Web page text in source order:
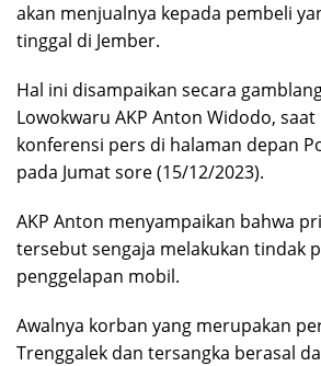
akan menjualnya kepada pembeli
tinggal di Jember.
Hal ini disampaikan secara
Lowokwaru AKP Anton Widodo,
konferensi pers di halaman depan
pada Jumat sore (15/12/2023).
AKP Anton menyampaikan bahwa
tersebut sengaja melakukan tindak
penggelapan mobil.
Awalnya korban yang merupakan
Trenggalek dan tersangka berasal